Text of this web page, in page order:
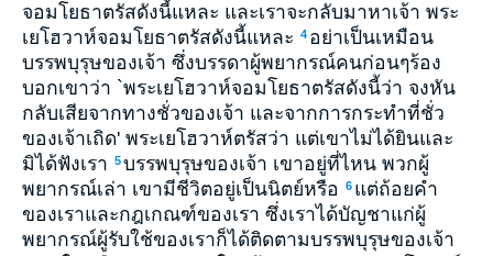
จอมโยธาตรัสดังนี้แหละ และเราจะกลับมาหาเจ้า พระ
เยโฮวาห์จอมโยธาตรัสดังนี้แหละ 4 อย่าเป็นเหมือน
บรรพบุรุษของเจ้า ซึ่งบรรดาผู้พยากรณ์คนก่อนๆร้อง
บอกเขาว่า `พระเยโฮวาห์จอมโยธาตรัสดังนี้ว่า จงหัน
กลับเสียจากทางชั่วของเจ้า และจากการกระทำที่ชั่ว
ของเจ้าเถิด' พระเยโฮวาห์ตรัสว่า แต่เขาไม่ได้ยินและ
มิได้ฟังเรา 5บรรพบุรุษของเจ้า เขาอยู่ที่ไหน พวกผู้
พยากรณ์เล่า เขามีชีวิตอยู่เป็นนิตย์หรือ
6 แต่ถ้อยคำ
ของเราและกฎเกณฑ์ของเรา ซึ่งเราได้บัญชาแก่ผู้
พยากรณ์ผู้รับใช้ของเราก็ได้ติดตามบรรพบุรุษของเจ้า